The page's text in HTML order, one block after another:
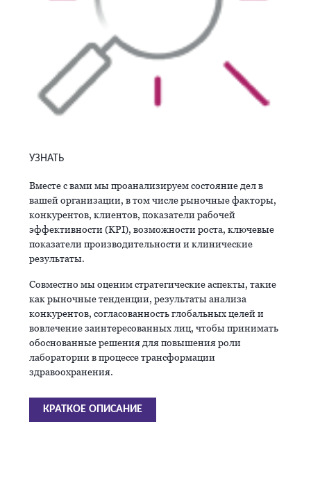
УЗНАТЬ
Вместе с вами мы проанализируем состояние дел в
вашей организации, в том числе рыночные факторы,
конкурентов, клиентов, показатели рабочей
эффективности (KPI), возможности роста, ключевые
показатели производительности и клинические
результаты.
Совместно мы оценим стратегические аспекты, такие
как рыночные тенденции, результаты анализа
конкурентов, согласованность глобальных целей и
вовлечение заинтересованных лиц, чтобы принимать
обоснованные решения для повышения роли
лаборатории в процессе трансформации
здравоохранения.
КРАТКОЕ ОПИСАНИЕ